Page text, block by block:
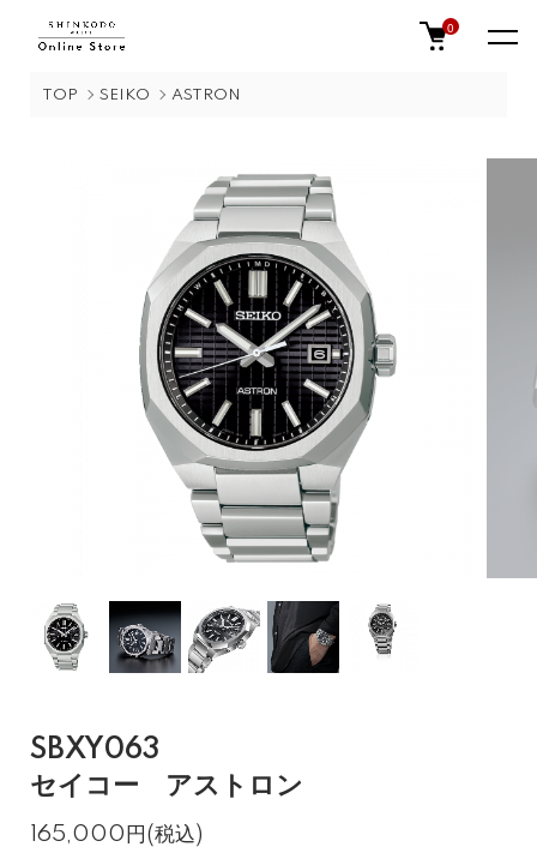
0
TOP SEIKO ASTRON
SBXY063
セイコー アストロン
165,000円(税込)